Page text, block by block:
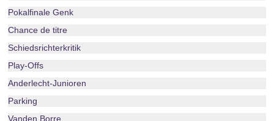
Pokalfinale Genk
Chance de titre
Schiedsrichterkritik
Play-Offs
Anderlecht-Junioren
Parking
Vanden Borre